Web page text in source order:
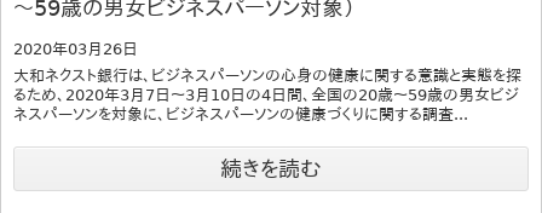
～59歳の男女ビジネスパーソン対象）
2020年03月26日
大和ネクスト銀行は、ビジネスパーソンの心身の健康に関する意識と実態を探
るため、2020年3月7日～3月10日の4日間、全国の20歳～59歳の男女ビジ
ネスパーソンを対象に、ビジネスパーソンの健康づくりに関する調査...
続きを読む